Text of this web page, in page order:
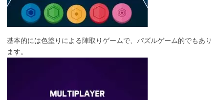
基本的には色塗りによる陣取りゲームで、パズルゲーム的でもあり
ます。